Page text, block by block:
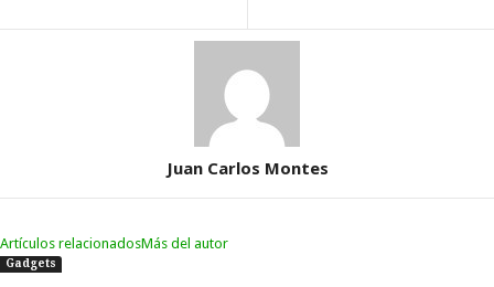
Juan Carlos Montes
Artículos relacionadosMás del autor
Gadgets